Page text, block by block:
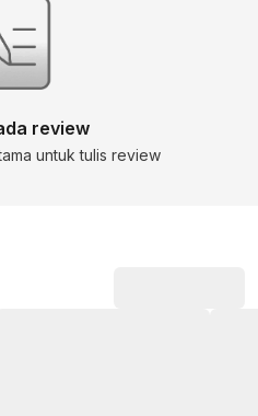
review
untuk tulis review